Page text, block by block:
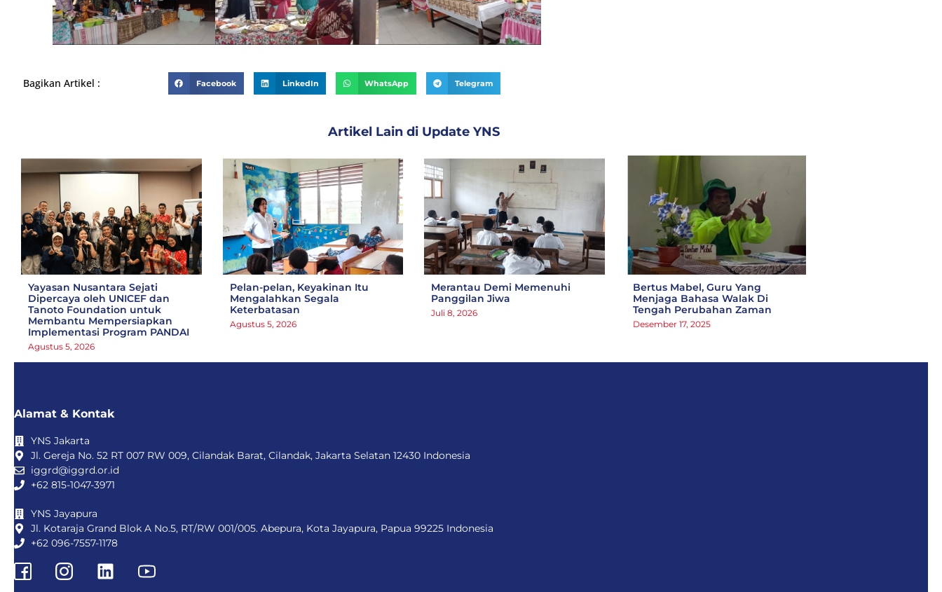
Bagikan Artikel : Facebook LinkedIn WhatsApp Telegram
Artikel Lain di Update YNS
Yayasan Nusantara Sejati
Dipercaya oleh UNICEF dan
Tanoto Foundation untuk
Membantu Mempersiapkan
Implementasi Program PANDAI
Agustus 5, 2026
Pelan-pelan, Keyakinan Itu
Mengalahkan Segala
Keterbatasan
Agustus 5, 2026
Merantau Demi Memenuhi
Panggilan Jiwa
Juli 8, 2026
Bertus Mabel, Guru Yang
Menjaga Bahasa Walak Di
Tengah Perubahan Zaman
Desember 17, 2025
Alamat & Kontak
YNS Jakarta
Jl. Gereja No. 52 RT 007 RW 009, Cilandak Barat, Cilandak, Jakarta Selatan 12430 Indonesia
iggrd@iggrd.or.id
+62 815-1047-3971
YNS Jayapura
Jl. Kotaraja Grand Blok A No.5, RT/RW 001/005. Abepura, Kota Jayapura, Papua 99225 Indonesia
+62 096-7557-1178